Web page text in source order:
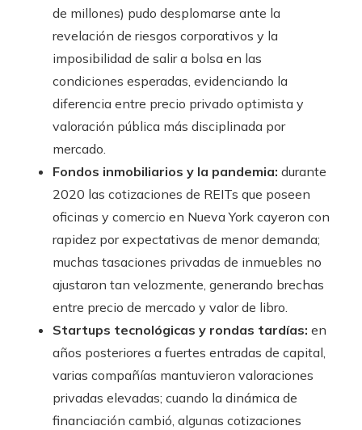
de millones) pudo desplomarse ante la
revelación de riesgos corporativos y la
imposibilidad de salir a bolsa en las
condiciones esperadas, evidenciando la
diferencia entre precio privado optimista y
valoración pública más disciplinada por
mercado.
Fondos inmobiliarios y la pandemia: durante
2020 las cotizaciones de REITs que poseen
oficinas y comercio en Nueva York cayeron con
rapidez por expectativas de menor demanda;
muchas tasaciones privadas de inmuebles no
ajustaron tan velozmente, generando brechas
entre precio de mercado y valor de libro.
Startups tecnológicas y rondas tardías: en
años posteriores a fuertes entradas de capital,
varias compañías mantuvieron valoraciones
privadas elevadas; cuando la dinámica de
financiación cambió, algunas cotizaciones